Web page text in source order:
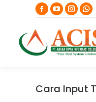
Facebook
page
opens
in
YouTube
page
opens
in
page
opens
in
in
Cara Input